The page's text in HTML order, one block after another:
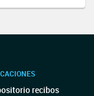
recibos